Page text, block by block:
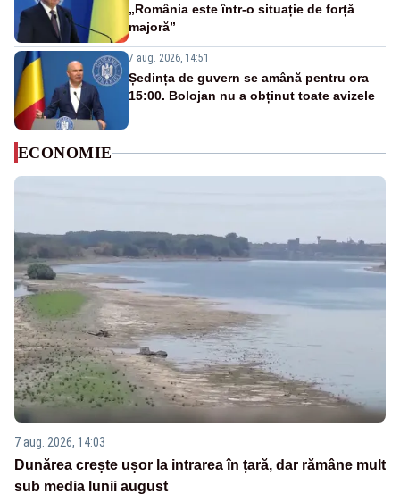
„România este într-o situație de forță
majoră”
7 aug. 2026, 14:51
Ședința de guvern se amână pentru ora
15:00. Bolojan nu a obținut toate avizele
ECONOMIE
7 aug. 2026, 14:03
Dunărea crește ușor la intrarea în țară, dar rămâne mult
sub media lunii august